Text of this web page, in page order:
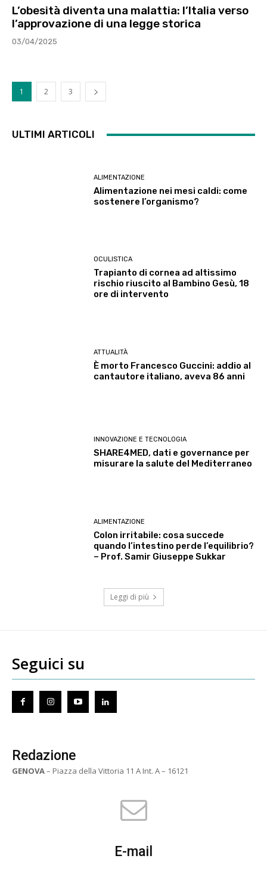
L’obesità diventa una malattia: l’Italia verso
l’approvazione di una legge storica
03/04/2025
1 2 3
ULTIMI ARTICOLI
ALIMENTAZIONE
Alimentazione nei mesi caldi: come
sostenere l’organismo?
OCULISTICA
Trapianto di cornea ad altissimo
rischio riuscito al Bambino Gesù, 18
ore di intervento
ATTUALITÀ
È morto Francesco Guccini: addio al
cantautore italiano, aveva 86 anni
INNOVAZIONE E TECNOLOGIA
SHARE4MED, dati e governance per
misurare la salute del Mediterraneo
ALIMENTAZIONE
Colon irritabile: cosa succede
quando l’intestino perde l’equilibrio?
– Prof. Samir Giuseppe Sukkar
Leggi di più
Seguici su
Redazione
GENOVA– Piazza della Vittoria 11 A Int. A – 16121
E-mail